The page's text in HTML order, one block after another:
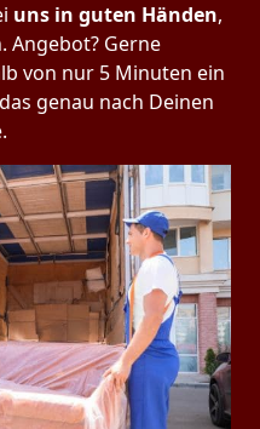
uns in guten Händen,
Angebot? Gerne
von nur 5 Minuten ein
genau nach Deinen